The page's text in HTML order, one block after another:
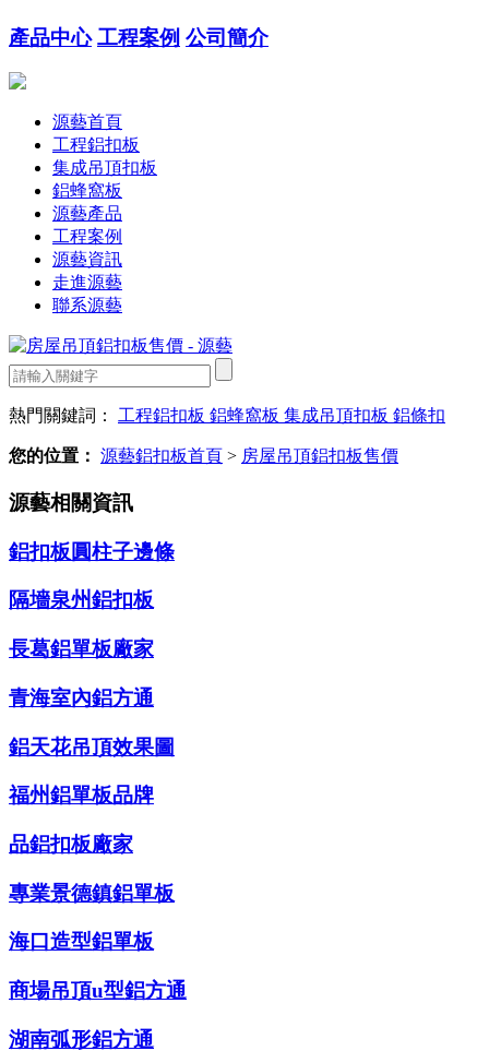
產品中心 工程案例 公司簡介
源藝首頁
工程鋁扣板
集成吊頂扣板
鋁蜂窩板
源藝產品
工程案例
源藝資訊
走進源藝
聯系源藝
熱門關鍵詞： 工程鋁扣板 鋁蜂窩板 集成吊頂扣板 鋁條扣
您的位置： 源藝鋁扣板首頁 > 房屋吊頂鋁扣板售價
源藝相關資訊
鋁扣板圓柱子邊條
隔墻泉州鋁扣板
長葛鋁單板廠家
青海室內鋁方通
鋁天花吊頂效果圖
福州鋁單板品牌
品鋁扣板廠家
專業景德鎮鋁單板
海口造型鋁單板
商場吊頂u型鋁方通
湖南弧形鋁方通